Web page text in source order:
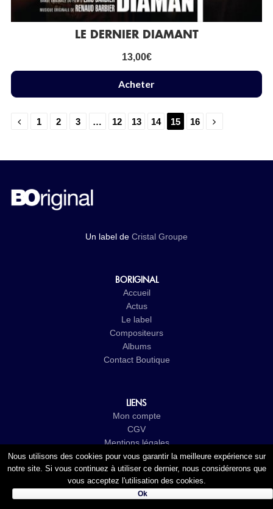
LE DERNIER DIAMANT
13,00€
Acheter
1 2 3 … 12 13 14 15 16
Un label de Cristal Groupe
BORIGINAL
Accueil
Actus
Le label
Compositeurs
Albums
Contact Boutique
LIENS
Mon compte
CGV
Mentions légales
Politique de confidentialité
Nous utilisons des cookies pour vous garantir la meilleure expérience sur
notre site. Si vous continuez à utiliser ce dernier, nous considérerons que
vous acceptez l'utilisation des cookies.
Ok